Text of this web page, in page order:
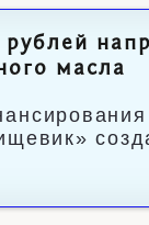
масла